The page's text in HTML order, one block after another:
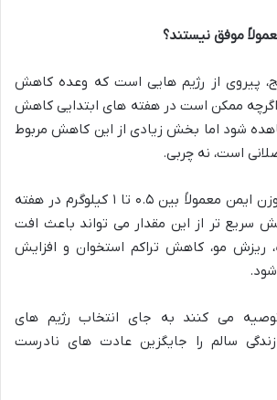
موفق نیستند؟
پیروی از رژیم هایی است که وعده کاهش
ممکن است در هفته های ابتدایی کاهش
شود اما بخش زیادی از این کاهش مربوط
است، نه چربی.
از نظر علمی، کاهش وزن ایمن معمولاً بین ۰.۵ تا ۱ کیلوگرم در هفته
سریع تر از این مقدار می تواند باعث افت
مو، کاهش تراکم استخوان و افزایش
می کنند به جای انتخاب رژیم های
سالم را جایگزین عادت های نادرست